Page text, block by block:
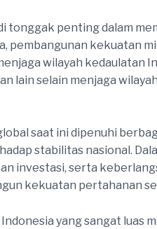
penting dalam
pembangunan kekuatan
wilayah kedaulatan
selain menjaga
saat ini dipenuhi
stabilitas nasional.
investasi, serta
kekuatan pertahanan
yang sangat luas